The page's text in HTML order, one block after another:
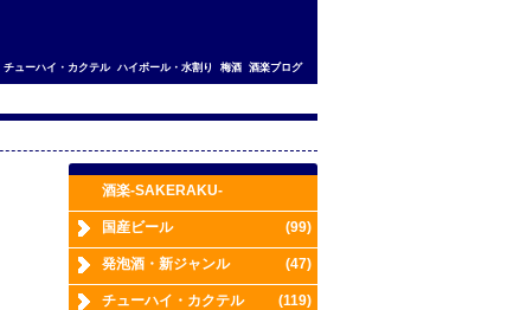
チューハイ・カクテル ハイボール・水割り 梅酒 酒楽ブログ
酒楽-SAKERAKU-
国産ビール (99)
発泡酒・新ジャンル (47)
チューハイ・カクテル (119)